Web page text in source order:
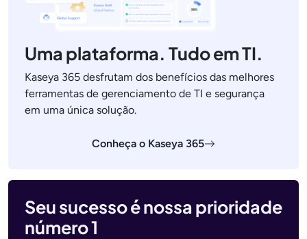
Uma plataforma. Tudo em TI.
Kaseya 365 desfrutam dos benefícios das melhores
ferramentas de gerenciamento de TI e segurança
em uma única solução.
Conheça o Kaseya 365
Seu sucesso é nossa prioridade
número 1